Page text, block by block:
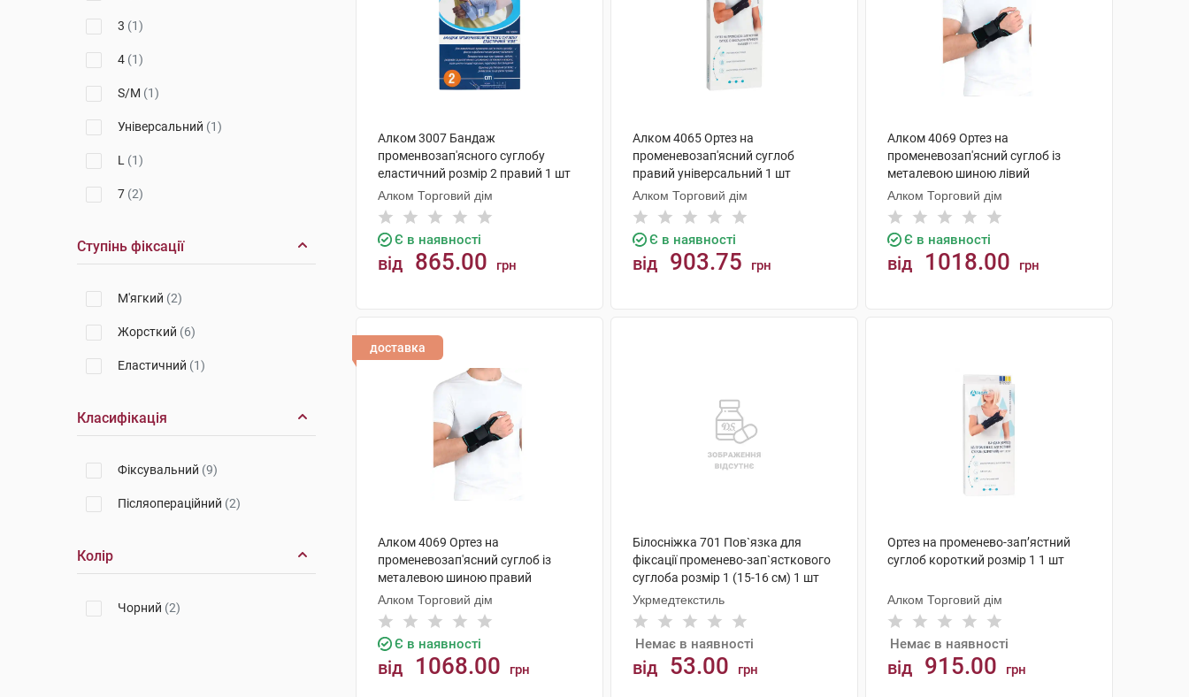
3 (1)
4 (1)
S/M (1)
Універсальний (1)
L (1)
7 (2)
Ступінь фіксації
М'ягкий (2)
Жорсткий (6)
Еластичний (1)
Класифікація
Фіксувальний (9)
Післяопераційний (2)
Колір
Чорний (2)
Алком 3007 Бандаж
променвозап'ясного суглобу
еластичний розмір 2 правий 1 шт
Алком Торговий дім
Є в наявності
від 865.00 грн
Алком 4065 Ортез на
променевозап'ясний суглоб
правий універсальний 1 шт
Алком Торговий дім
Є в наявності
від 903.75 грн
Алком 4069 Ортез на
променевозап'ясний суглоб із
металевою шиною лівий
універсальний 1 шт
Алком Торговий дім
Є в наявності
від 1018.00 грн
доставка
Алком 4069 Ортез на
променевозап'ясний суглоб із
металевою шиною правий
універсальний 1 шт
Алком Торговий дім
Є в наявності
від 1068.00 грн
Білосніжка 701 Пов`язка для
фіксації променево-зап`ясткового
суглоба розмір 1 (15-16 см) 1 шт
Укрмедтекстиль
Немає в наявності
від 53.00 грн
Ортез на променево-зап’ястний
суглоб короткий розмір 1 1 шт
Алком Торговий дім
Немає в наявності
від 915.00 грн